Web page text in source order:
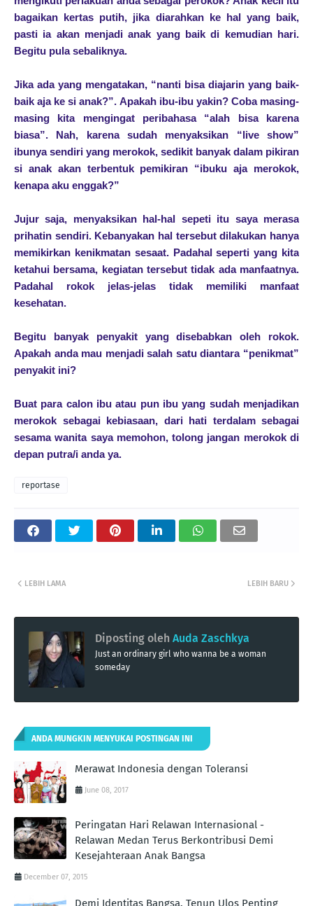
bagaikan kertas putih, jika diarahkan ke hal yang baik,
pasti ia akan menjadi anak yang baik di kemudian hari.
Begitu pula sebaliknya.
Jika ada yang mengatakan, “nanti bisa diajarin yang baik-
baik aja ke si anak?”. Apakah ibu-ibu yakin? Coba masing-
masing kita mengingat peribahasa “alah bisa karena
biasa”. Nah, karena sudah menyaksikan “live show”
ibunya sendiri yang merokok, sedikit banyak dalam pikiran
si anak akan terbentuk pemikiran “ibuku aja merokok,
kenapa aku enggak?”
Jujur saja, menyaksikan hal-hal sepeti itu saya merasa
prihatin sendiri. Kebanyakan hal tersebut dilakukan hanya
memikirkan kenikmatan sesaat. Padahal seperti yang kita
ketahui bersama, kegiatan tersebut tidak ada manfaatnya.
Padahal rokok jelas-jelas tidak memiliki manfaat
kesehatan.
Begitu banyak penyakit yang disebabkan oleh rokok.
Apakah anda mau menjadi salah satu diantara “penikmat”
penyakit ini?
Buat para calon ibu atau pun ibu yang sudah menjadikan
merokok sebagai kebiasaan, dari hati terdalam sebagai
sesama wanita saya memohon, tolong jangan merokok di
depan putra/i anda ya.
reportase
LEBIH BARU
LEBIH LAMA
Diposting oleh Auda Zaschkya
Just an ordinary girl who wanna be a woman
someday
ANDA MUNGKIN MENYUKAI POSTINGAN INI
Merawat Indonesia dengan Toleransi
June 08, 2017
Peringatan Hari Relawan Internasional -
Relawan Medan Terus Berkontribusi Demi
Kesejahteraan Anak Bangsa
December 07, 2015
Demi Identitas Bangsa, Tenun Ulos Penting